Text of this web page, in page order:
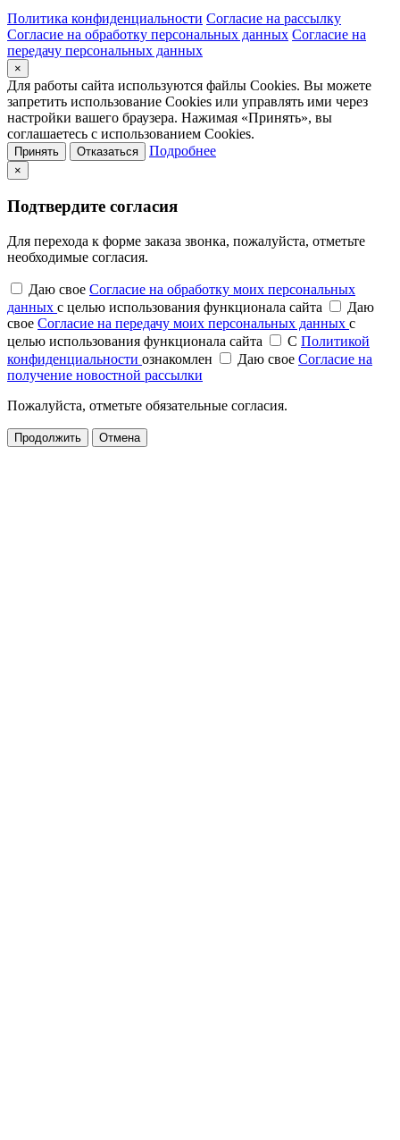
Политика конфиденциальности Согласие на рассылку
Согласие на обработку персональных данных Согласие на
передачу персональных данных
×
Для работы сайта используются файлы Cookies. Вы можете
запретить использование Cookies или управлять ими через
настройки вашего браузера. Нажимая «Принять», вы
соглашаетесь с использованием Cookies.
Принять Отказаться Подробнее
×
Подтвердите согласия
Для перехода к форме заказа звонка, пожалуйста, отметьте
необходимые согласия.
Даю свое Согласие на обработку моих персональных
данных с целью использования функционала сайта
Даю
свое Согласие на передачу моих персональных данных с
целью использования функционала сайта
С Политикой
конфиденциальности ознакомлен Даю свое Согласие на
получение новостной рассылки
Пожалуйста, отметьте обязательные согласия.
Продолжить Отмена